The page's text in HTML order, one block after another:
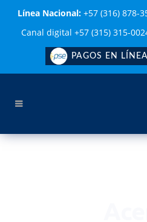
Línea Nacional: +57 (316) 878-
Canal digital +57 (315) 315-
PAGOS EN LÍNEA